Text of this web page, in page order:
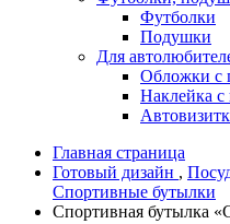
Футболки
Подушки
Для
Обложки с
Наклейка с
Главная страница
Готовый дизайн ,
Спортивные бутылки
Спортивная бутылка